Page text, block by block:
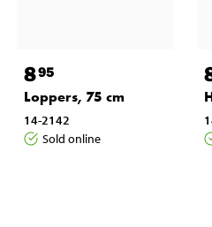
895
Loppers, 75 cm
14-2142
Sold online